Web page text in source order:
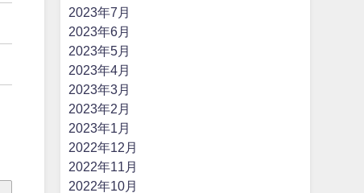
2023年7月
2023年6月
2023年5月
2023年4月
2023年3月
2023年2月
2023年1月
2022年12月
2022年11月
2022年10月